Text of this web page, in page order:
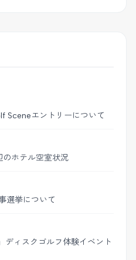
Sceneエントリーについて
ホテル空室状況
選挙について
ディスクゴルフ体験イベント